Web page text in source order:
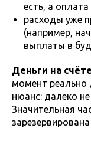
есть, а
расходы уже
(например,
выплаты в
Деньги на счёте
момент реально
нюанс: далеко
Значительная